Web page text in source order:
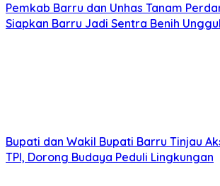
Pemkab Barru dan Unhas Tanam
Siapkan Barru Jadi Sentra Benih Unggul
Bupati dan Wakil Bupati Barru Tinjau
TPI, Dorong Budaya Peduli Lingkungan